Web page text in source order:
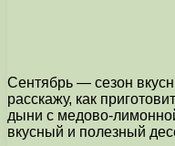
Сентябрь — сезон
расскажу, как
дыни с медово-
вкусный и полезный